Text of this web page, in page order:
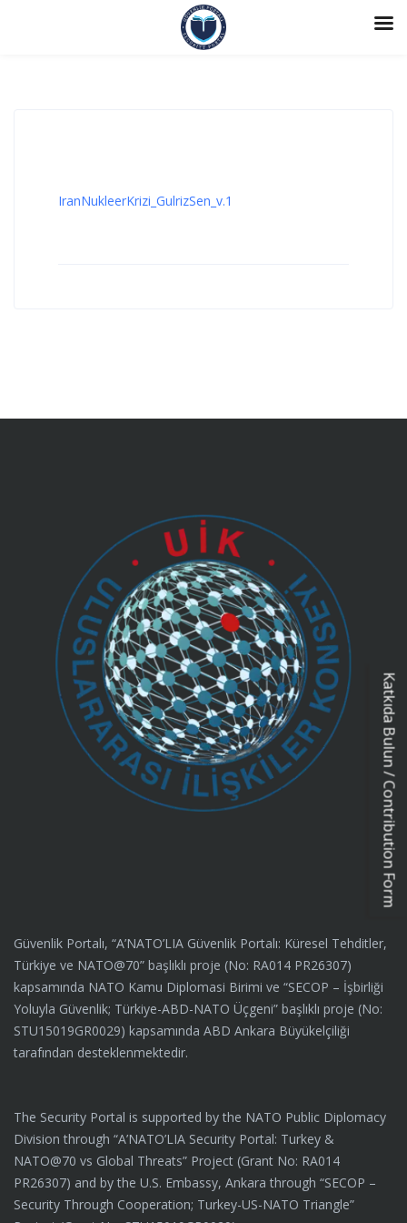
IranNukleerKrizi_GulrizSen_v.1
Katkıda Bulun / Contribution Form
Güvenlik Portalı, “A’NATO’LIA Güvenlik Portalı: Küresel Tehditler,
Türkiye ve NATO@70” başlıklı proje (No: RA014 PR26307)
kapsamında NATO Kamu Diplomasi Birimi ve “SECOP – İşbirliği
Yoluyla Güvenlik; Türkiye-ABD-NATO Üçgeni” başlıklı proje (No:
STU15019GR0029) kapsamında ABD Ankara Büyükelçiliği
tarafından desteklenmektedir.
The Security Portal is supported by the NATO Public Diplomacy
Division through “A’NATO’LIA Security Portal: Turkey &
NATO@70 vs Global Threats” Project (Grant No: RA014
PR26307) and by the U.S. Embassy, Ankara through “SECOP –
Security Through Cooperation; Turkey-US-NATO Triangle”